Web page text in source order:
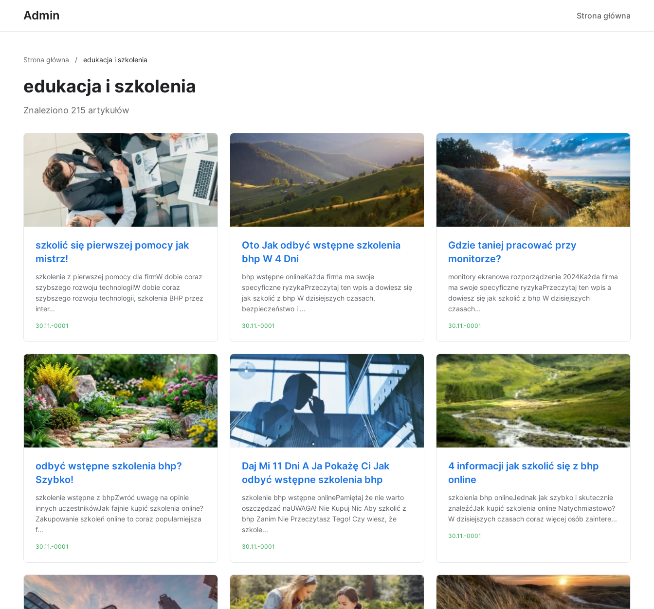
Admin Strona główna
Strona główna / edukacja i szkolenia
edukacja i szkolenia
Znaleziono 215 artykułów
szkolić się pierwszej pomocy jak
mistrz!
szkolenie z pierwszej pomocy dla firmW dobie coraz
szybszego rozwoju technologiiW dobie coraz
szybszego rozwoju technologii, szkolenia BHP przez
inter...
30.11.-0001
Oto Jak odbyć wstępne szkolenia
bhp W 4 Dni
bhp wstępne onlineKażda firma ma swoje
specyficzne ryzykaPrzeczytaj ten wpis a dowiesz się
jak szkolić z bhp W dzisiejszych czasach,
bezpieczeństwo i ...
30.11.-0001
Gdzie taniej pracować przy
monitorze?
monitory ekranowe rozporządzenie 2024Każda firma
ma swoje specyficzne ryzykaPrzeczytaj ten wpis a
dowiesz się jak szkolić z bhp W dzisiejszych
czasach...
30.11.-0001
odbyć wstępne szkolenia bhp?
Szybko!
szkolenie wstępne z bhpZwróć uwagę na opinie
innych uczestnikówJak fajnie kupić szkolenia online?
Zakupowanie szkoleń online to coraz popularniejsza
f...
30.11.-0001
Daj Mi 11 Dni A Ja Pokażę Ci Jak
odbyć wstępne szkolenia bhp
szkolenie bhp wstępne onlinePamiętaj że nie warto
oszczędzać naUWAGA! Nie Kupuj Nic Aby szkolić z
bhp Zanim Nie Przeczytasz Tego! Czy wiesz, że
szkole...
30.11.-0001
4 informacji jak szkolić się z bhp
online
szkolenia bhp onlineJednak jak szybko i skutecznie
znaleźćJak kupić szkolenia online Natychmiastowo?
W dzisiejszych czasach coraz więcej osób zaintere...
30.11.-0001